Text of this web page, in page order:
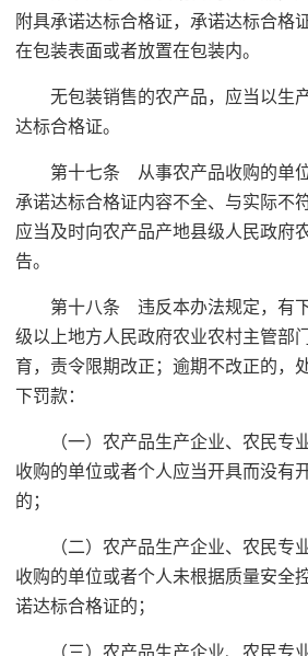
附具承诺达标合格证，承诺达标合格
在包装表面或者放置在包装内。
无包装销售的农产品，应当以生
达标合格证。
第十七条 从事农产品收购的单
承诺达标合格证内容不全、与实际不
应当及时向农产品产地县级人民政府
告。
第十八条 违反本办法规定，有
级以上地方人民政府农业农村主管部
育，责令限期改正；逾期不改正的，
下罚款：
（一）农产品生产企业、农民专
收购的单位或者个人应当开具而没有
的；
（二）农产品生产企业、农民专
收购的单位或者个人未根据质量安全
诺达标合格证的；